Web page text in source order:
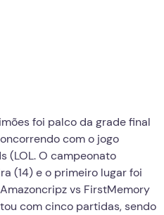
foi palco da grade final
com o jogo
(LOL. O campeonato
(14) e o primeiro lugar foi
vs FirstMemory
com cinco partidas, sendo